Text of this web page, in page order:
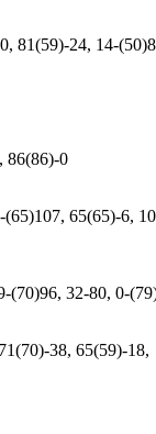
81(59)-24, 14-
86(86)-0
65(65)-6,
(70)96, 32-80, 0-
38, 65(59)-18,